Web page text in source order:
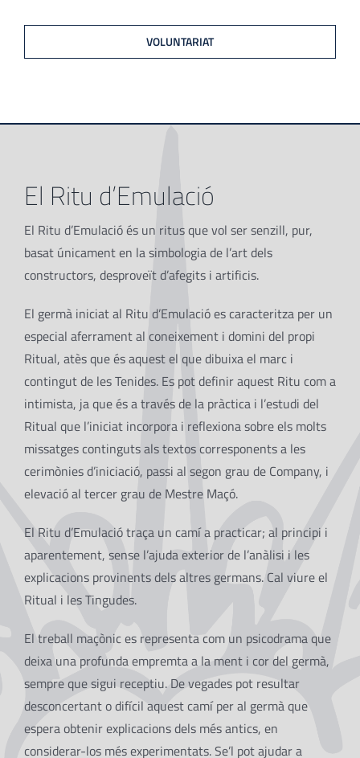
VOLUNTARIAT
El Ritu d’Emulació
El Ritu d’Emulació és un ritus que vol ser senzill, pur,
basat únicament en la simbologia de l’art dels
constructors, desproveït d’afegits i artificis.
El germà iniciat al Ritu d’Emulació es caracteritza per un
especial aferrament al coneixement i domini del propi
Ritual, atès que és aquest el que dibuixa el marc i
contingut de les Tenides. Es pot definir aquest Ritu com a
intimista, ja que és a través de la pràctica i l’estudi del
Ritual que l’iniciat incorpora i reflexiona sobre els molts
missatges continguts als textos corresponents a les
cerimònies d’iniciació, passi al segon grau de Company, i
elevació al tercer grau de Mestre Maçó.
El Ritu d’Emulació traça un camí a practicar; al principi i
aparentement, sense l’ajuda exterior de l’anàlisi i les
explicacions provinents dels altres germans. Cal viure el
Ritual i les Tingudes.
El treball maçònic es representa com un psicodrama que
deixa una profunda empremta a la ment i cor del germà,
sempre que sigui receptiu. De vegades pot resultar
desconcertant o difícil aquest camí per al germà que
espera obtenir explicacions dels més antics, en
considerar-los més experimentats. Se’l pot ajudar a